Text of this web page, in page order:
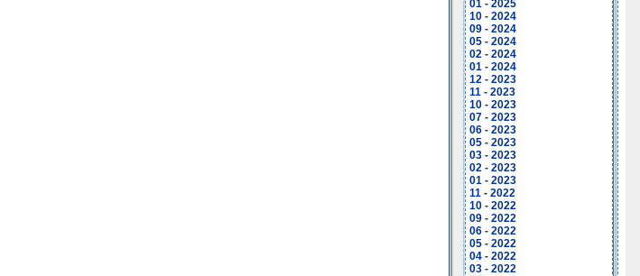
01 - 2025
10 - 2024
09 - 2024
05 - 2024
02 - 2024
01 - 2024
12 - 2023
11 - 2023
10 - 2023
07 - 2023
06 - 2023
05 - 2023
03 - 2023
02 - 2023
01 - 2023
11 - 2022
10 - 2022
09 - 2022
06 - 2022
05 - 2022
04 - 2022
03 - 2022